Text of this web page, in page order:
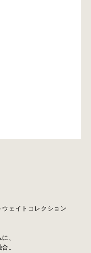
ェイトコレクション
、
。